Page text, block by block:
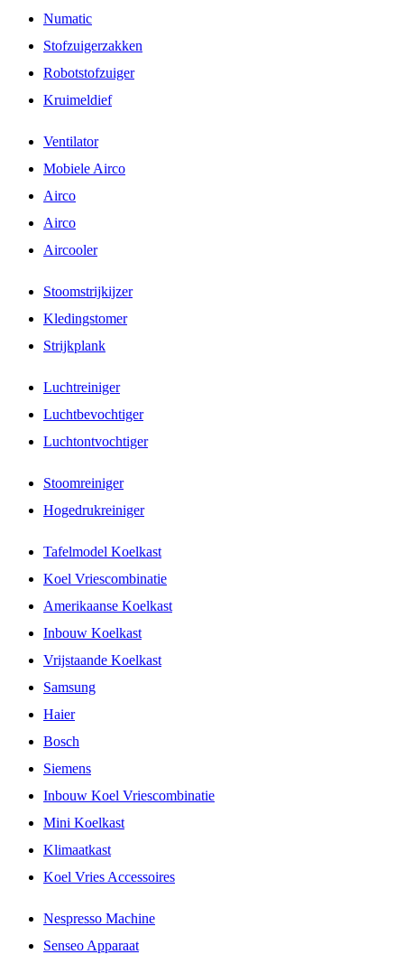
Numatic
Stofzuigerzakken
Robotstofzuiger
Kruimeldief
Ventilator
Mobiele Airco
Airco
Airco
Aircooler
Stoomstrijkijzer
Kledingstomer
Strijkplank
Luchtreiniger
Luchtbevochtiger
Luchtontvochtiger
Stoomreiniger
Hogedrukreiniger
Tafelmodel Koelkast
Koel Vriescombinatie
Amerikaanse Koelkast
Inbouw Koelkast
Vrijstaande Koelkast
Samsung
Haier
Bosch
Siemens
Inbouw Koel Vriescombinatie
Mini Koelkast
Klimaatkast
Koel Vries Accessoires
Nespresso Machine
Senseo Apparaat